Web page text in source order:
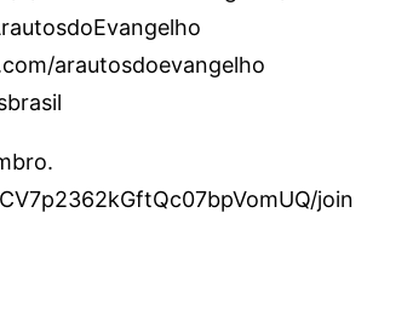
arautosdoevangelho
join